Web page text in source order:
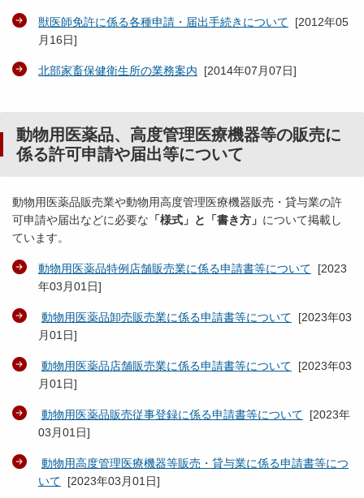
獣医師免許に係る各種申請・届出手続きについて [2012年05
月16日]
北部家畜保健衛生所の業務案内 [2014年07月07日]
動物用医薬品、高度管理医療機器等の販売に
係る許可申請や届出等について
動物用医薬品販売業や動物用高度管理医療機器販売・貸与業の許
可申請や届出などに必要な 「様式」と「書き方」 について掲載し
ています。
動物用医薬品特例店舗販売業に係る申請書等について [2023
年03月01日]
動物用医薬品卸売販売業に係る申請書等について [2023年03
月01日]
動物用医薬品店舗販売業に係る申請書等について [2023年03
月01日]
動物用医薬品販売従事登録に係る申請書等について [2023年
03月01日]
動物用高度管理医療機器等販売・貸与業に係る申請書等につ
いて [2023年03月01日]